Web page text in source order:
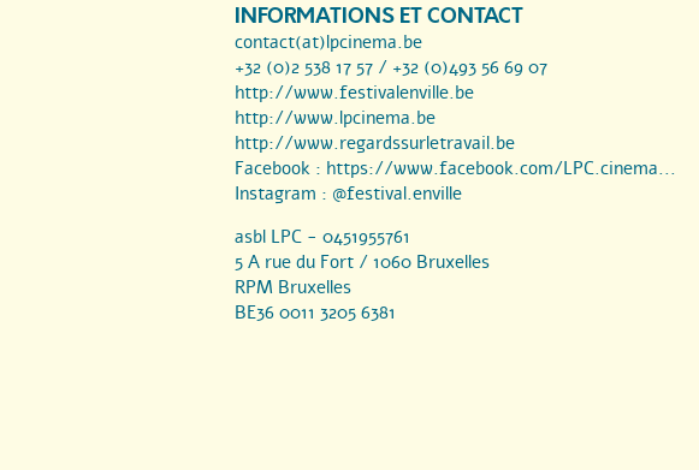
INFORMATIONS ET CONTACT
contact(at)lpcinema.be
+32 (0)2 538 17 57 / +32 (0)493 56 69 07
http://www.festivalenville.be
http://www.lpcinema.be
http://www.regardssurletravail.be
Facebook : https://www.facebook.com/LPC.cinema...
Instagram : @festival.enville
asbl LPC - 0451955761
5 A rue du Fort / 1060 Bruxelles
RPM Bruxelles
BE36 0011 3205 6381